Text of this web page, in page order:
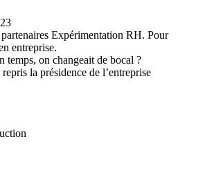
Expérimentation RH. Pour
entreprise.
temps, on changeait de bocal ?
la présidence de l’entreprise